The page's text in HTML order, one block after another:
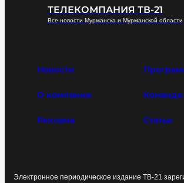
ТЕЛЕКОМПАНИЯ ТВ-21
Все новости Мурманска и Мурманской области
Новости
О компании Команда
Реклама Статьи
Электронное периодическое издание ТВ-21